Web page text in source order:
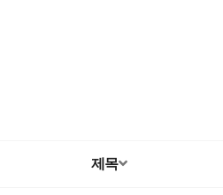
제목